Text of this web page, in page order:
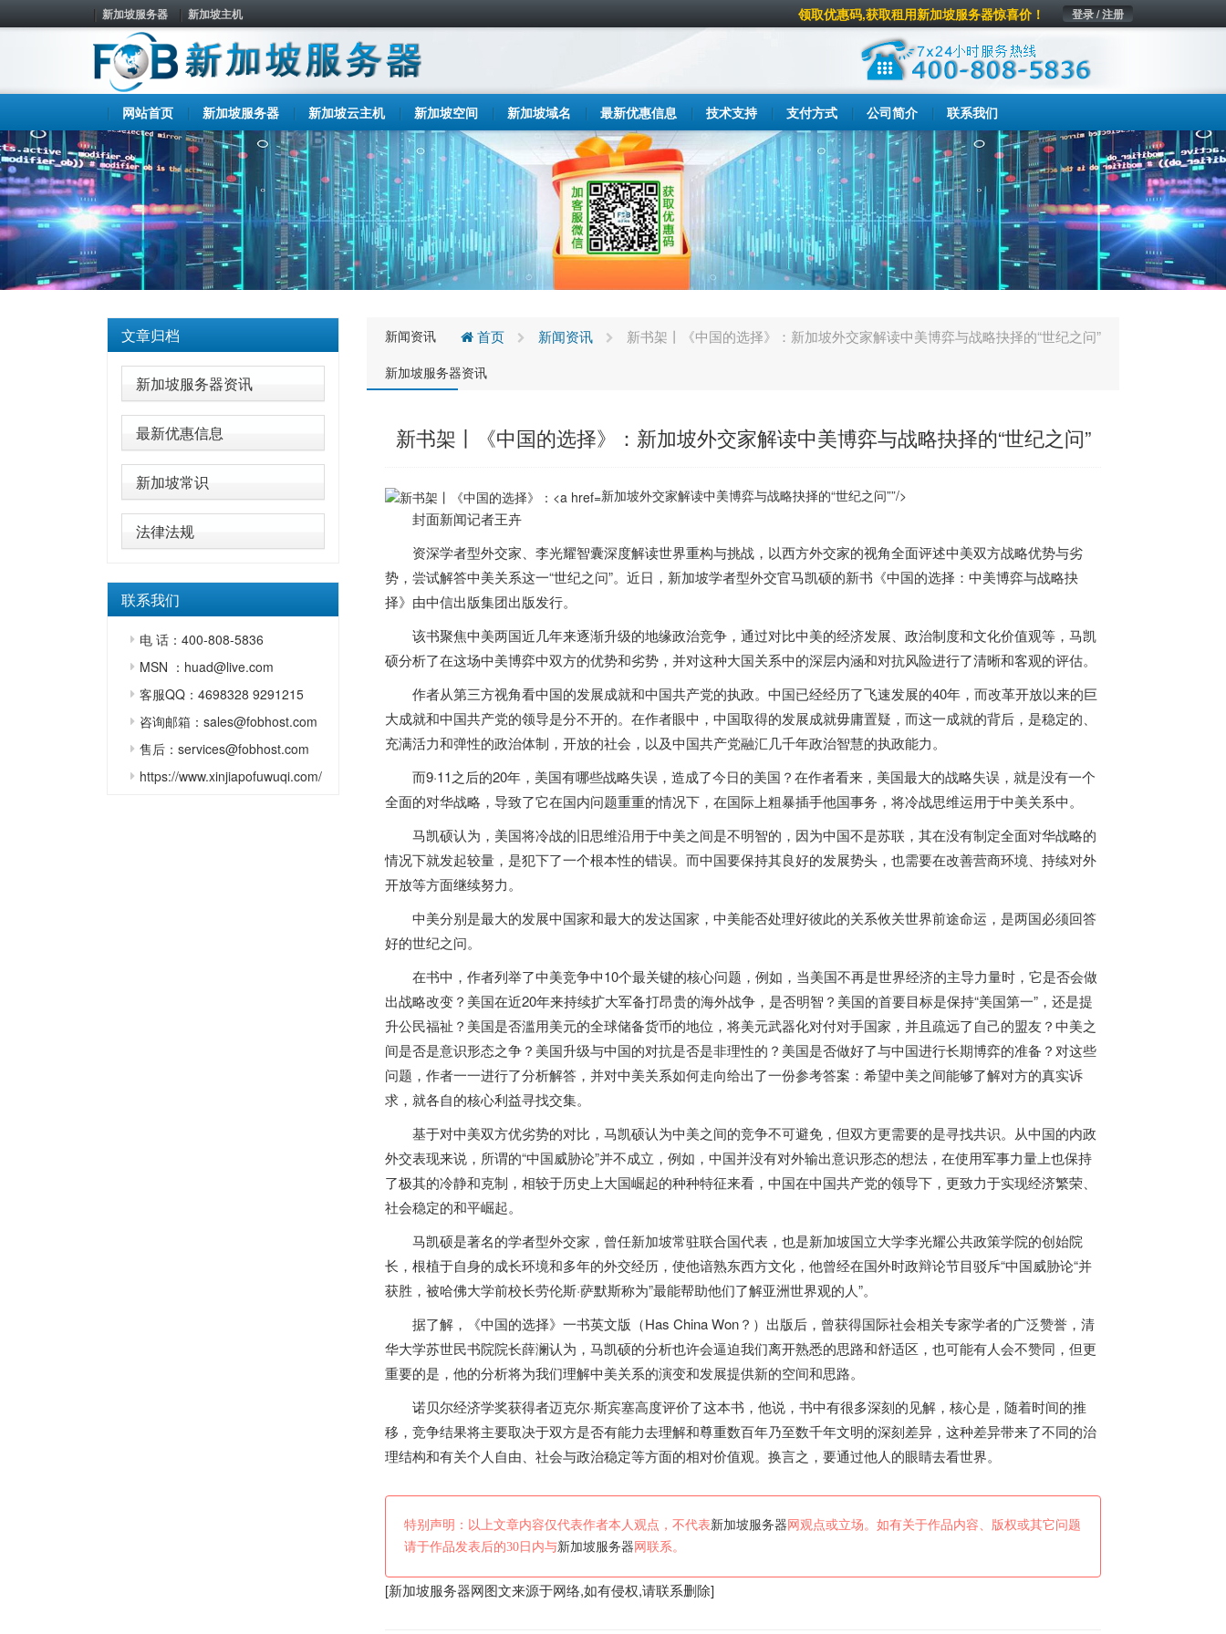
新加坡服务器 新加坡主机 登录 / 注册
领取优惠码,获取租用新加坡服务器惊喜价！
网站首页 新加坡服务器 新加坡云主机 新加坡空间 新加坡域名 最新优惠信息 技术支持 支付方式 公司简介 联系我们
文章归档
新加坡服务器资讯
最新优惠信息
新加坡常识
法律法规
联系我们
电 话：400-808-5836
MSN ：huad@live.com
客服QQ：4698328 9291215
咨询邮箱：sales@fobhost.com
售后：services@fobhost.com
https://www.xinjiapofuwuqi.com/
新闻资讯
新加坡服务器资讯
首页 新闻资讯 新书架丨《中国的选择》：新加坡外交家解读中美博弈与战略抉择的“世纪之问”
新书架丨《中国的选择》：新加坡外交家解读中美博弈与战略抉择的“世纪之问”
新加坡外交家解读中美博弈与战略抉择的“世纪之问””/>
封面新闻记者王卉
资深学者型外交家、李光耀智囊深度解读世界重构与挑战，以西方外交家的视角全面评述中美双方战略优势与劣
势，尝试解答中美关系这一“世纪之问”。近日， 新加坡学者型外交官马凯硕的新书《中国的选择：中美博弈与战略抉
择》由中信出版集团出版发行。
该书聚焦中美两国近几年来逐渐升级的地缘政治竞争，通过对比中美的经济发展、政治制度和文化价值观等，马凯
硕分析了在这场中美博弈中双方的优势和劣势，并对这种大国关系中的深层内涵和对抗风险进行了清晰和客观的评估。
作者从第三方视角看中国的发展成就和中国共产党的执政。中国已经经历了飞速发展的40年，而改革开放以来的巨
大成就和中国共产党的领导是分不开的。在作者眼中，中国取得的发展成就毋庸置疑，而这一成就的背后，是稳定的、
充满活力和弹性的政治体制，开放的社会，以及中国共产党融汇几千年政治智慧的执政能力。
而9·11之后的20年，美国有哪些战略失误，造成了今日的美国？在作者看来，美国最大的战略失误，就是没有一个
全面的对华战略，导致了它在国内问题重重的情况下，在国际上粗暴插手他国事务，将冷战思维运用于中美关系中。
马凯硕认为，美国将冷战的旧思维沿用于中美之间是不明智的，因为中国不是苏联，其在没有制定全面对华战略的
情况下就发起较量，是犯下了一个根本性的错误。而中国要保持其良好的发展势头，也需要在改善营商环境、持续对外
开放等方面继续努力。
中美分别是最大的发展中国家和最大的发达国家，中美能否处理好彼此的关系攸关世界前途命运，是两国必须回答
好的世纪之问。
在书中，作者列举了中美竞争中10个最关键的核心问题，例如，当美国不再是世界经济的主导力量时，它是否会做
出战略改变？美国在近20年来持续扩大军备打昂贵的海外战争，是否明智？美国的首要目标是保持“美国第一”，还是提
升公民福祉？美国是否滥用美元的全球储备货币的地位，将美元武器化对付对手国家，并且疏远了自己的盟友？中美之
间是否是意识形态之争？美国升级与中国的对抗是否是非理性的？美国是否做好了与中国进行长期博弈的准备？对这些
问题，作者一一进行了分析解答，并对中美关系如何走向给出了一份参考答案：希望中美之间能够了解对方的真实诉
求，就各自的核心利益寻找交集。
基于对中美双方优劣势的对比，马凯硕认为中美之间的竞争不可避免，但双方更需要的是寻找共识。从中国的内政
外交表现来说，所谓的“中国威胁论”并不成立，例如，中国并没有对外输出意识形态的想法，在使用军事力量上也保持
了极其的冷静和克制，相较于历史上大国崛起的种种特征来看，中国在中国共产党的领导下，更致力于实现经济繁荣、
社会稳定的和平崛起。
马凯硕是著名的学者型外交家，曾任新加坡常驻联合国代表，也是新加坡国立大学李光耀公共政策学院的创始院
长，根植于自身的成长环境和多年的外交经历，使他谙熟东西方文化，他曾经在国外时政辩论节目驳斥“中国威胁论“并
获胜，被哈佛大学前校长劳伦斯·萨默斯称为”最能帮助他们了解亚洲世界观的人”。
据了解，《中国的选择》一书英文版（Has China Won？）出版后，曾获得国际社会相关专家学者的广泛赞誉，清
华大学苏世民书院院长薛澜认为，马凯硕的分析也许会逼迫我们离开熟悉的思路和舒适区，也可能有人会不赞同，但更
重要的是，他的分析将为我们理解中美关系的演变和发展提供新的空间和思路。
诺贝尔经济学奖获得者迈克尔·斯宾塞高度评价了这本书，他说，书中有很多深刻的见解，核心是，随着时间的推
移，竞争结果将主要取决于双方是否有能力去理解和尊重数百年乃至数千年文明的深刻差异，这种差异带来了不同的治
理结构和有关个人自由、社会与政治稳定等方面的相对价值观。换言之，要通过他人的眼睛去看世界。
特别声明：以上文章内容仅代表作者本人观点，不代表新加坡服务器 网观点或立场。如有关于作品内容、版权或其它问题
请于作品发表后的30日内与新加坡服务器 网联系。
[新加坡服务器网图文来源于网络,如有侵权,请联系删除]